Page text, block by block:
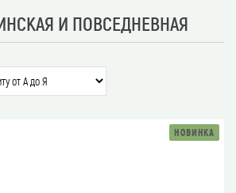
И ПОВСЕДНЕВНАЯ
НОВИНКА